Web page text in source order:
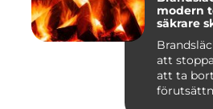
modern
säkrare
att
att ta